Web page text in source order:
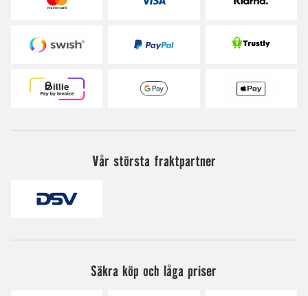
Vår största fraktpartner
Säkra köp och låga priser